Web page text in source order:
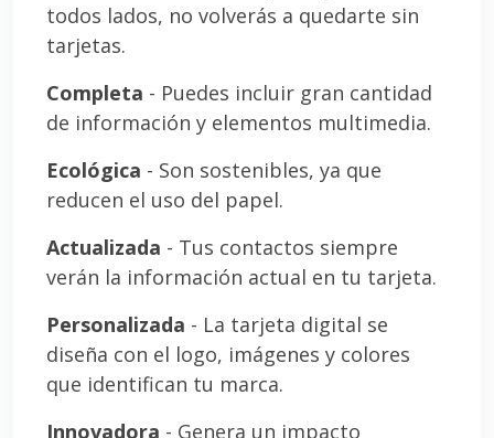
todos lados, no volverás a quedarte sin
tarjetas.
Completa - Puedes incluir gran cantidad
de información y elementos multimedia.
Ecológica - Son sostenibles, ya que
reducen el uso del papel.
Actualizada - Tus contactos siempre
verán la información actual en tu tarjeta.
Personalizada - La tarjeta digital se
diseña con el logo, imágenes y colores
que identifican tu marca.
Innovadora - Genera un impacto